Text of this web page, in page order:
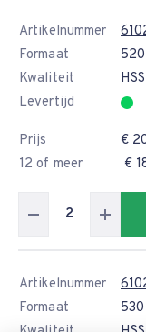
Artikelnummer
Formaat
Kwaliteit
Levertijd
Prijs
€
12 of meer
€
Artikelnummer
Formaat